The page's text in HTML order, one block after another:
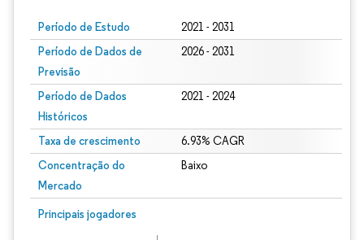
Período de Estudo 2021 - 2031
Período de Dados de
Previsão
2026 - 2031
Período de Dados
Históricos
2021 - 2024
Taxa de crescimento 6.93% CAGR
Concentração do
Mercado
Baixo
Principais jogadores
Imagem © Mordor Intelligence. O reuso requer atribuição conforme CC BY 4.0.